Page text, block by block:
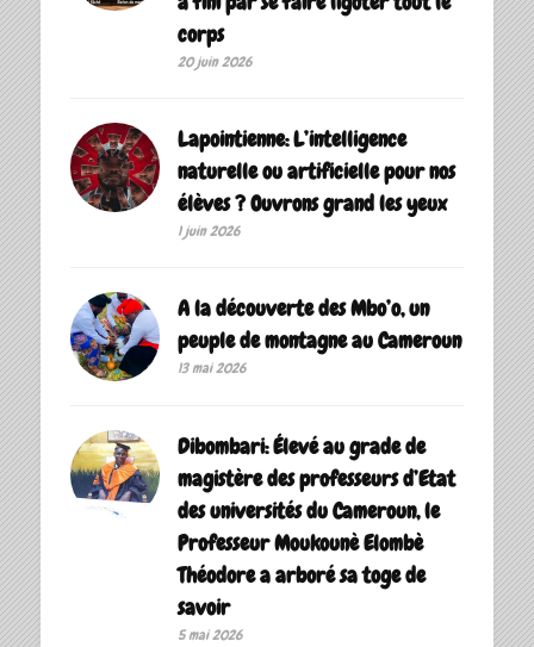
corps
20 juin 2026
Lapointienne: L’intelligence
naturelle ou artificielle pour nos
élèves ? Ouvrons grand les yeux
1 juin 2026
A la découverte des Mbo’o, un
peuple de montagne au Cameroun
13 mai 2026
Dibombari: Élevé au grade de
magistère des professeurs d’Etat
des universités du Cameroun, le
Professeur Moukounè Elombè
Théodore a arboré sa toge de
savoir ‎
5 mai 2026